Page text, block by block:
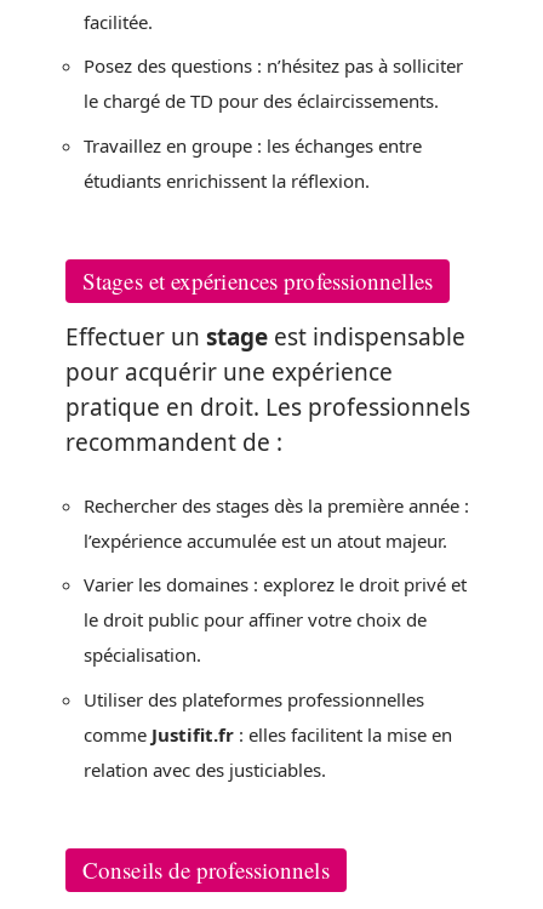
facilitée.
Posez des questions : n’hésitez pas à solliciter
le chargé de TD pour des éclaircissements.
Travaillez en groupe : les échanges entre
étudiants enrichissent la réflexion.
Stages et expériences professionnelles
Effectuer un stage est indispensable
pour acquérir une expérience
pratique en droit. Les professionnels
recommandent de :
Rechercher des stages dès la première année :
l’expérience accumulée est un atout majeur.
Varier les domaines : explorez le droit privé et
le droit public pour affiner votre choix de
spécialisation.
Utiliser des plateformes professionnelles
comme Justifit.fr : elles facilitent la mise en
relation avec des justiciables.
Conseils de professionnels